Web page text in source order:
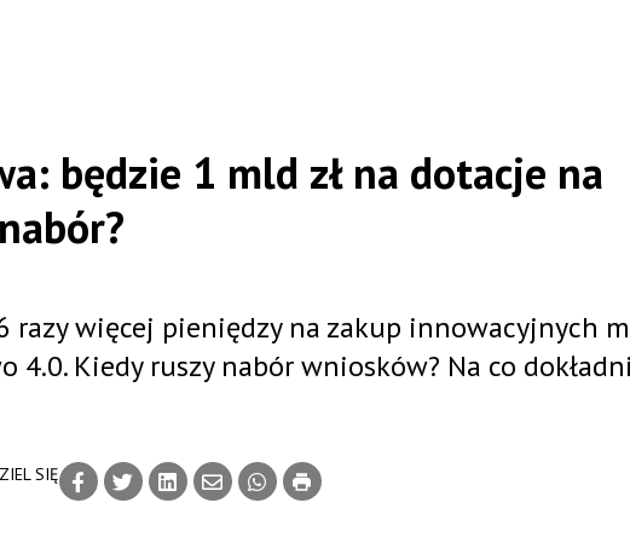
będzie 1 mld zł na dotacje na
SIĘ
więcej pieniędzy na zakup innowacyjnych
4.0. Kiedy ruszy nabór wniosków? Na co